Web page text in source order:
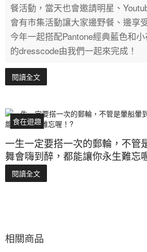
餐活動，當天也會邀請明星、
會有市集活動讓大家邊野餐、邊享
今年一起搭配Pantone經典藍色和
的dresscode由我們一起來完成！
閱讀全文
食在遊趣
一生一定要搭一次的郵輪，不管
舞會嗨到醉，都能讓你永生難忘
閱讀全文
相關商品